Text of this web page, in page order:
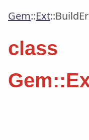
Gem::Ext::
class